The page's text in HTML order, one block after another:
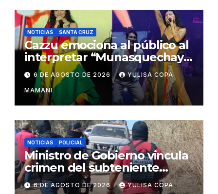
NOTICIAS SANTA CRUZ
Cazzu emociona al público al
interpretar “Munasquechay”
en su concierto en Santa
Cruz
6 DE AGOSTO DE 2026 YULISA COPA
MAMANI
NOTICIAS POLICIAL
Ministro de Gobierno vincula
crimen del subteniente
Salazar con la red de
6 DE AGOSTO DE 2026 YULISA COPA